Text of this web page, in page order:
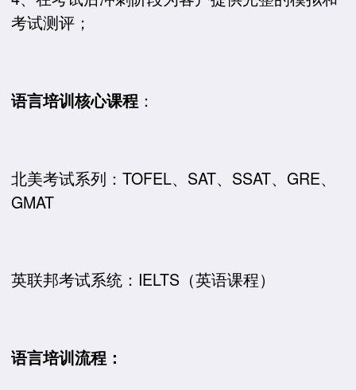
考试测评；
语言培训核心课程 ：
北美考试系列：TOFEL、SAT、SSAT、GRE、
GMAT
英联邦考试系统：IELTS（英语课程）
语言培训流程：